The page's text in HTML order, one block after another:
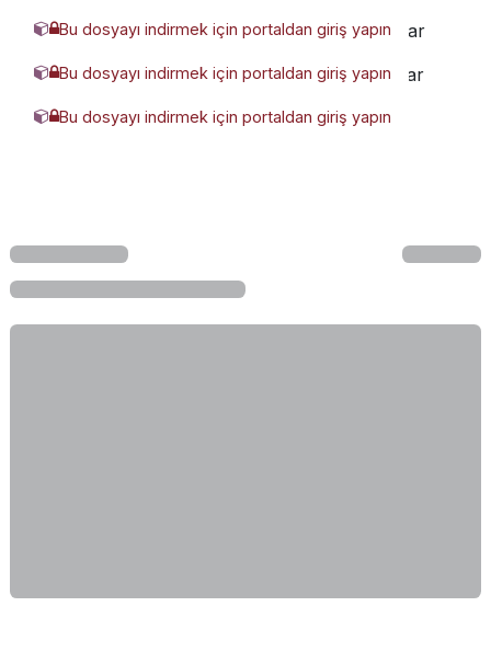
Bu dosyayı indirmek için portaldan giriş yapın
6890397-WACC-025-0010-ML (3D).rar
Bu dosyayı indirmek için portaldan giriş yapın
9888851-WACC-025-0050-ML (3D).rar
Bu dosyayı indirmek için portaldan giriş yapın